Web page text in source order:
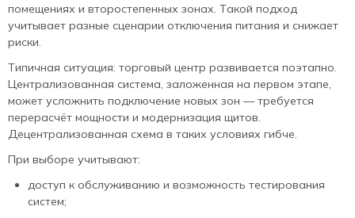
помещениях и второстепенных зонах. Такой подход
учитывает разные сценарии отключения питания и снижает
риски.
Типичная ситуация: торговый центр развивается поэтапно.
Централизованная система, заложенная на первом этапе,
может усложнить подключение новых зон — требуется
перерасчёт мощности и модернизация щитов.
Децентрализованная схема в таких условиях гибче.
При выборе учитывают:
доступ к обслуживанию и возможность тестирования
систем;